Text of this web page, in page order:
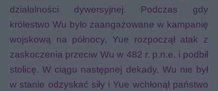
działalności dywersyjnej. Podczas gdy
królestwo Wu było zaangażowane w kampanię
wojskową na północy, Yue rozpoczął atak z
zaskoczenia przeciw Wu w 482 r. p.n.e. i podbił
stolicę. W ciągu następnej dekady, Wu nie był
w stanie odzyskać siły i Yue wchłonął państwo